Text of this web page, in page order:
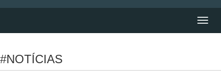
#NOTÍCIAS